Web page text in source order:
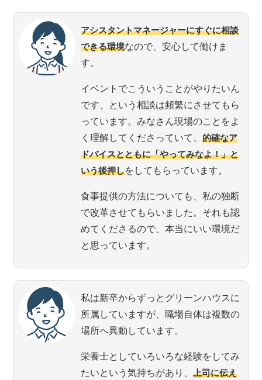
アシスタントマネージャーにすぐに相談
できる環境なので、安心して働けま
す。
イベントでこういうことがやりたいん
です、という相談は頻繁にさせてもら
っています。みなさん現場のことをよ
く理解してくださっていて、的確なア
ドバイスとともに「やってみなよ！」と
いう後押しをしてもらっています。
食事提供の方法についても、私の独断
で改革させてもらいました。それも認
めてくださるので、本当にいい環境だ
と思っています。
私は新卒からずっとグリーンハウスに
所属していますが、職場自体は複数の
場所へ異動しています。
栄養士としていろいろな経験をしてみ
たいという気持ちがあり、上司に伝え